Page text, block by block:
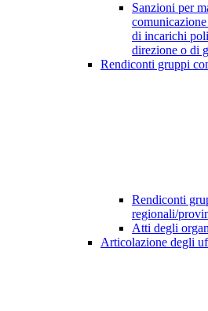
Sanzioni per
di incarichi
direzione o di
Rendiconti gruppi
Rendiconti
regionali/
Atti degli
Articolazione degli